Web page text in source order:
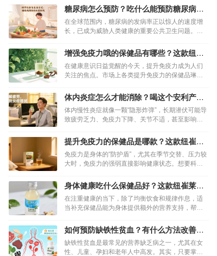
糖尿病怎么预防？吃什么能预防糖尿病的
发生？
在全球范围内，糖尿病的发病率正以惊人的速度增
长，已成为威胁人类健康的重要公共卫生问题。世
糖尿病，而通过科学合理的饮食和生活方式干预，
大部分2型糖尿病是可以预防的。本文将从饮食选择
和生活方式调整两方面，为您详细介绍糖尿病的预
防方法。…
增强免疫力哦的保健品有哪些？这款纽崔
莱产品效果不错
在健康意识日益觉醒的今天，提升免疫力成为人们
关注的焦点。市场上各类提升免疫力的保健品琳琅
芝孢子粉凭借卓越的品质与显著的功效，在众多产
品中脱颖而出，成为健康养生人士的热门选择。…
体内炎症怎么才能消除？喝这个安利产品
可以改善
体内慢性炎症就像一颗“隐形炸弹”，长期潜伏可能导
致疲劳乏力、免疫力下降、关节不适，甚至影响代
高糖、多吃抗炎食物）、规律作息（避免熬夜）、
适度运动（促进循环代谢），搭配科学的营养补
充，能让调理效果更高效。而安利纽崔莱基源欣活
饮品，正是一款针对体内炎症设计的优…
提升免疫力的保健品是哪款？这款纽崔莱
产品不错
免疫力是身体的“防护盾”，尤其在季节交替、压力较
大时，免疫力的强弱直接影响健康状态。想要科学
纽崔莱汉本萃破壁灵芝孢子粉凭借过硬的品质和明
确的功效，成为不少人的安心之选。…
身体健康吃什么保健品好？这款纽崔莱产
品不要错过
在注重健康的当下，除了均衡饮食和规律作息，适
当补充保健品能为身体提供额外的营养支持，帮助
选择呢？其实，适合自己的才是最好的，而纽崔莱
基源欣活饮品，就是一款针对身体机能养护的优质
选择，尤其适合关注抗衰和活力提升的人群。…
如何预防缺铁性贫血？有什么方法改善？
吃这款纽崔莱产品解决
缺铁性贫血是最常见的营养缺乏病之一，尤其在女
性、儿童、孕妇和老年人中高发。其实，只要掌握